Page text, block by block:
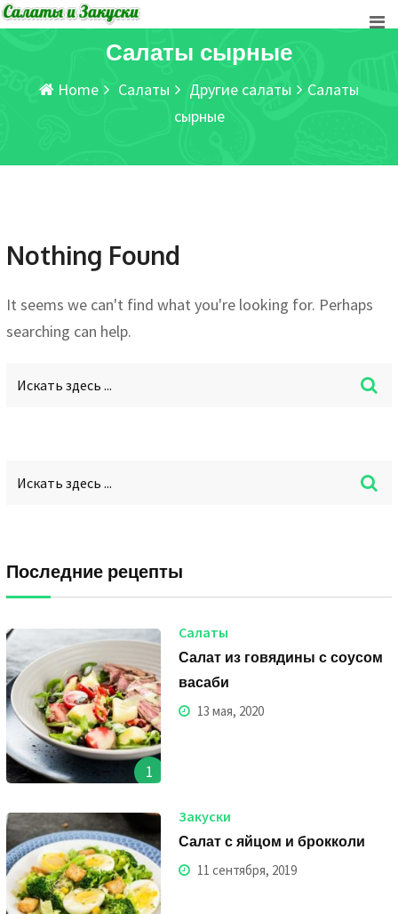
Skip
Салаты сырные
Home Салаты Другие салаты
Салаты
сырные
Nothing Found
It seems we can't find what you're looking for. Perhaps
searching can help.
Последние рецепты
1
Салаты
Салат из говядины с соусом
васаби
13 мая, 2020
Закуски
Салат с яйцом и брокколи
11 сентября, 2019